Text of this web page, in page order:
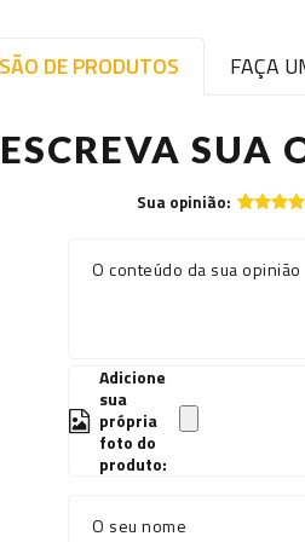
DE PRODUTOS FAÇA
ESCREVA SUA
Sua opinião:
O conteúdo da sua opinião
Adicione
sua
própria
foto do
produto:
O seu nome